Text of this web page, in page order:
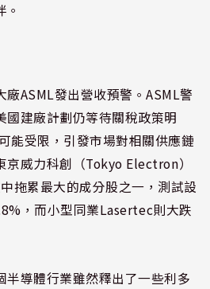
ASML發出營收預警。ASML警
國建廠計劃仍等待關稅政策明
能受限，引發市場對相關供應鏈
京威力科創（Tokyo Electron）
拖累最大的成分股之一，測試設
，而小型同業Lasertec則大跌
半導體行業雖然釋出了一些利多